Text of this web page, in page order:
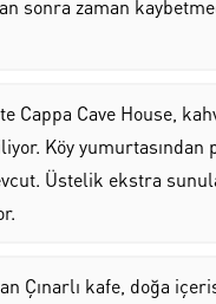
sonra zaman
Cappa Cave House,
Köy
Üstelik ekstra
Çınarlı kafe, doğa